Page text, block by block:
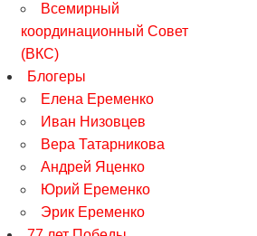
Всемирный
координационный Совет
(ВКС)
Блогеры
Елена Еременко
Иван Низовцев
Вера Татарникова
Андрей Яценко
Юрий Еременко
Эрик Еременко